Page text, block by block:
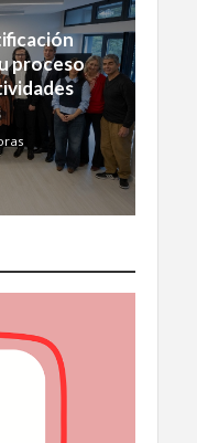
proceso